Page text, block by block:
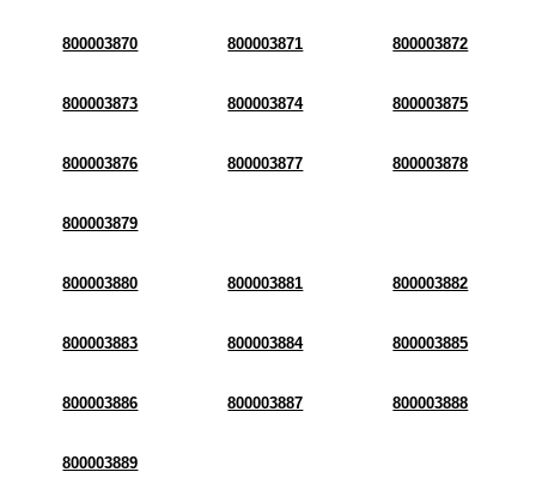
800003870 800003871 800003872
800003873 800003874 800003875
800003876 800003877 800003878
800003879
800003880 800003881 800003882
800003883 800003884 800003885
800003886 800003887 800003888
800003889